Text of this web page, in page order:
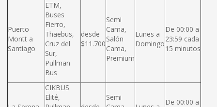
Puerto
Montt a
Santiago
ETM,
Buses
Fierro,
Thaebus,
Cruz del
Sur,
Pullman
Bus
desde
$11.700
Semi
Cama,
Salón
Cama,
Premium
Lunes a
Domingo
De 00:00 a
23:59 cada
15 minutos
CIKBUS
Elité,
Semi
De 00:00 a